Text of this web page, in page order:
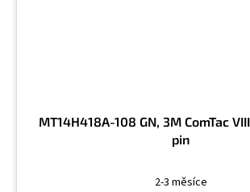
MT14H418A-108 GN, 3M ComTac
pin
2-3 měsíce